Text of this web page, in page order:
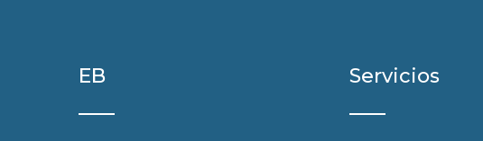
EB Servicios